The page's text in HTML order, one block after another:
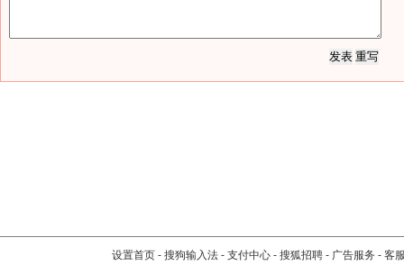
设置首页 - 搜狗输入法 - 支付中心 - 搜狐招聘 - 广告服务 - 客